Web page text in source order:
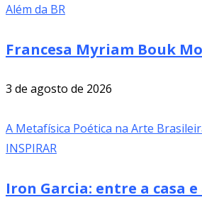
Além da BR
Francesa Myriam Bouk
3 de agosto de 2026
A Metafísica Poética na Arte
INSPIRAR
Iron Garcia: entre a casa